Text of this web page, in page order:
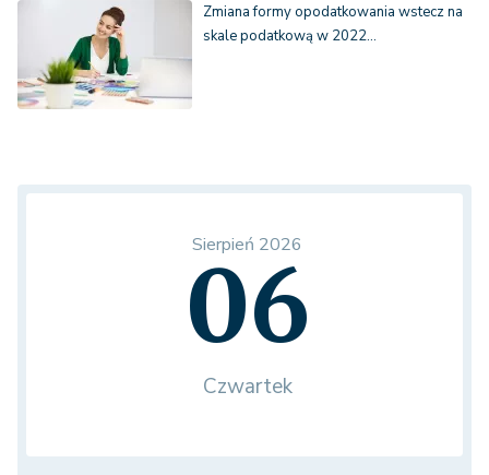
Zmiana formy opodatkowania wstecz na
skale podatkową w 2022…
Sierpień 2026
06
Czwartek